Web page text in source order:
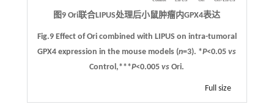
图9 Ori联合LIPUS处理后小鼠肿瘤内GPX4表达
Fig.9 Effect of Ori combined with LIPUS on intra-tumoral
GPX4 expression in the mouse models (n=3). *P<0.05vs
Control,***P<0.005vs Ori.
Full size